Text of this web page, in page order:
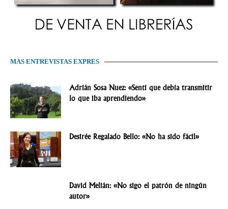
MÁS ENTREVISTAS EXPRÉS
Adrián Sosa Nuez: «Sentí que debía transmitir
lo que iba aprendiendo»
Desirée Regalado Bello: «No ha sido fácil»
David Melián: «No sigo el patrón de ningún
autor»